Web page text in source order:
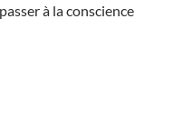
à la conscience